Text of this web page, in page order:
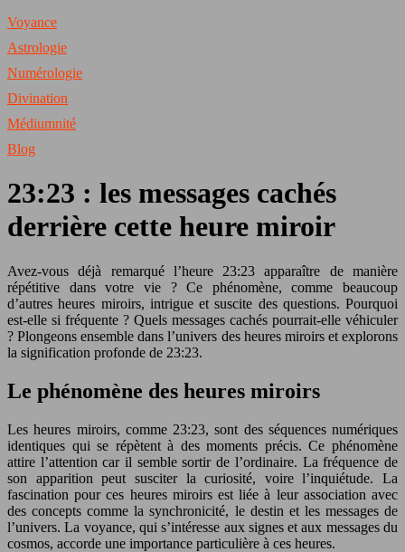
Voyance
Astrologie
Numérologie
Divination
Médiumnité
Blog
23:23 : les messages cachés
derrière cette heure miroir
Avez-vous déjà remarqué l’heure 23:23 apparaître de manière
répétitive dans votre vie ? Ce phénomène, comme beaucoup
d’autres heures miroirs, intrigue et suscite des questions. Pourquoi
est-elle si fréquente ? Quels messages cachés pourrait-elle véhiculer
? Plongeons ensemble dans l’univers des heures miroirs et explorons
la signification profonde de 23:23.
Le phénomène des heures miroirs
Les heures miroirs, comme 23:23, sont des séquences numériques
identiques qui se répètent à des moments précis. Ce phénomène
attire l’attention car il semble sortir de l’ordinaire. La fréquence de
son apparition peut susciter la curiosité, voire l’inquiétude. La
fascination pour ces heures miroirs est liée à leur association avec
des concepts comme la synchronicité, le destin et les messages de
l’univers. La voyance, qui s’intéresse aux signes et aux messages du
cosmos, accorde une importance particulière à ces heures.